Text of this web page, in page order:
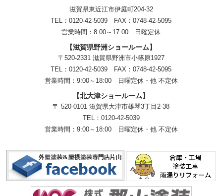
滋賀県東近江市伊庭町204-32
TEL：0120-42-5039 FAX：0748-42-5095
営業時間：8:00～17:00 日曜定休
【滋賀県野洲ショールーム】
〒520-2331 滋賀県野洲市小篠原1927
TEL： 0120-42-5039 FAX：0748-42-5095
営業時間：9:00～18:00
日曜定休・他 不定休
【北大津ショールーム】
〒 520-0101 滋賀県大津市雄琴3丁目2-38
TEL： 0120-42-5039
営業時間：9:00～18:00
日曜定休・他 不定休